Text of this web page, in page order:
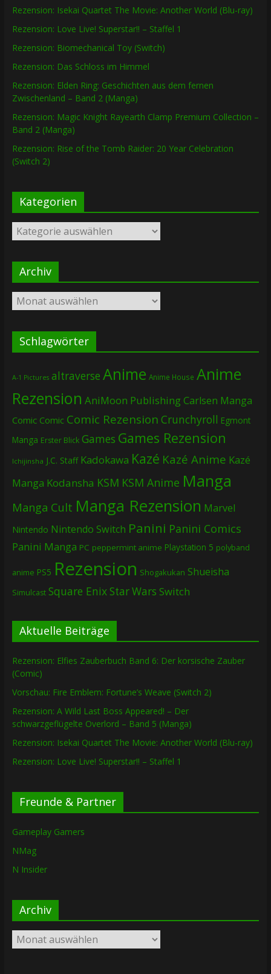
Rezension: Isekai Quartet The Movie: Another World (Blu-ray)
Rezension: Love Live! Superstar!! – Staffel 1
Rezension: Biomechanical Toy (Switch)
Rezension: Das Schloss im Himmel
Rezension: Elden Ring: Geschichten aus dem fernen
Zwischenland – Band 2 (Manga)
Rezension: Magic Knight Rayearth Clamp Premium Collection –
Band 2 (Manga)
Rezension: Rise of the Tomb Raider: 20 Year Celebration
(Switch 2)
Kategorien
Kategorien
Archiv
Archiv
Schlagwörter
A-1 Pictures altraverse Anime Anime House Anime
Rezension AniMoon PublishingCarlsen Manga
Comic Comic Comic Rezension Crunchyroll Egmont
Manga Erster Blick Games Games Rezension
Ichijinsha J.C. Staff Kadokawa Kazé Kazé Anime Kazé
Manga Kodansha KSM KSM Anime Manga
Manga Cult Manga Rezension Marvel
Nintendo Nintendo Switch Panini Panini Comics
Panini Manga PC peppermint anime Playstation 5 polyband
anime PS5 Rezension Shogakukan Shueisha
Simulcast Square EnixStar Wars Switch
Aktuelle Beiträge
Rezension: Elfies Zauberbuch Band 6: Der korsische Zauber
(Comic)
Vorschau: Fire Emblem: Fortune’s Weave (Switch 2)
Rezension: A Wild Last Boss Appeared! – Der
schwarzgeflügelte Overlord – Band 5 (Manga)
Rezension: Isekai Quartet The Movie: Another World (Blu-ray)
Rezension: Love Live! Superstar!! – Staffel 1
Freunde & Partner
Gameplay Gamers
NMag
N Insider
Archiv
Archiv